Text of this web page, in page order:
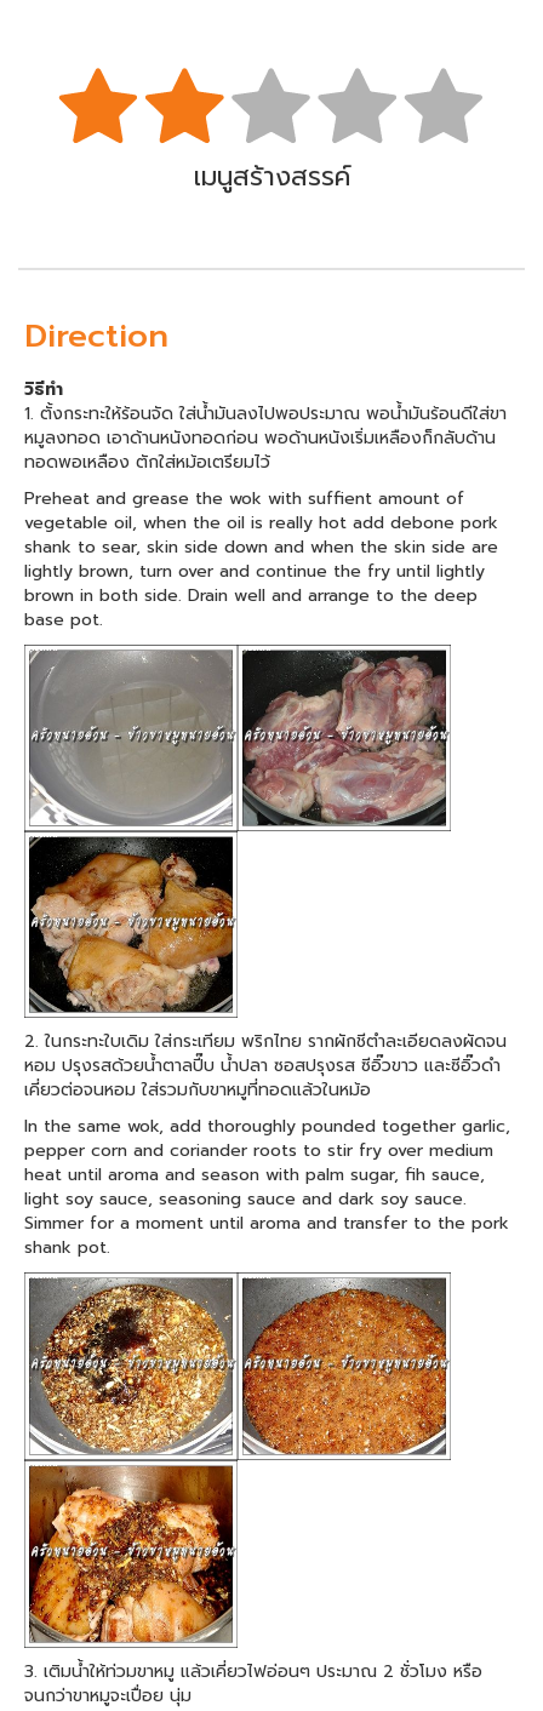
เมนูสร้างสรรค์
Direction
วิธีทำ
1. ตั้งกระทะให้ร้อนจัด ใส่น้ำมันลงไปพอประมาณ พอน้ำมันร้อนดีใส่ขา
หมูลงทอด เอาด้านหนังทอดก่อน พอด้านหนังเริ่มเหลืองก็กลับด้าน
ทอดพอเหลือง ตักใส่หม้อเตรียมไว้
Preheat and grease the wok with suffient amount of
vegetable oil, when the oil is really hot add debone pork
shank to sear, skin side down and when the skin side are
lightly brown, turn over and continue the fry until lightly
brown in both side. Drain well and arrange to the deep
base pot.
2. ในกระทะใบเดิม ใส่กระเทียม พริกไทย รากผักชีตำละเอียดลงผัดจน
หอม ปรุงรสด้วยน้ำตาลปี๊บ น้ำปลา ซอสปรุงรส ซีอิ๊วขาว และซีอิ๊วดำ
เคี่ยวต่อจนหอม ใส่รวมกับขาหมูที่ทอดแล้วในหม้อ
In the same wok, add thoroughly pounded together garlic,
pepper corn and coriander roots to stir fry over medium
heat until aroma and season with palm sugar, fih sauce,
light soy sauce, seasoning sauce and dark soy sauce.
Simmer for a moment until aroma and transfer to the pork
shank pot.
3. เติมน้ำให้ท่วมขาหมู แล้วเคี่ยวไฟอ่อนๆ ประมาณ 2 ชั่วโมง หรือ
จนกว่าขาหมูจะเปื่อย นุ่ม